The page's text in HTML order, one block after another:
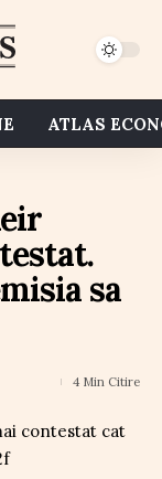
ATLAS
sa
4 Min Citire